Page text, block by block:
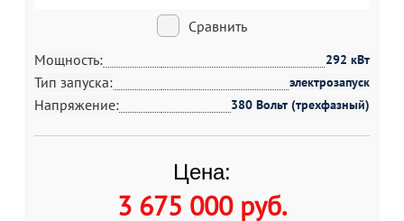
Сравнить
Мощность:
292 кВт
Тип запуска: электрозапуск
Напряжение: 380 Вольт (трехфазный)
Цена:
3 675 000 руб.